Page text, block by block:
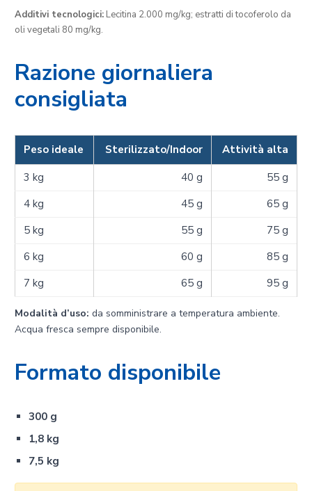
Additivi tecnologici: Lecitina 2.000 mg/kg; estratti di tocoferolo da
oli vegetali 80 mg/kg.
Razione giornaliera
consigliata
Peso ideale Sterilizzato/Indoor
Attività alta
3 kg
40 g
55 g
4 kg
45 g
65 g
5 kg
55 g
75 g
6 kg
60 g
85 g
7 kg
65 g 95 g
Modalità d’uso: da somministrare a temperatura ambiente.
Acqua fresca sempre disponibile.
Formato disponibile
300 g
1,8 kg
7,5 kg